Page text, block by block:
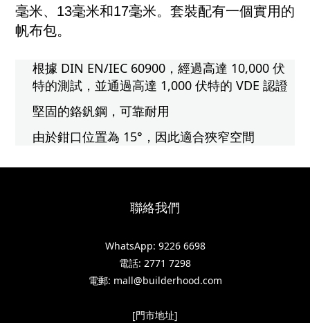
毫米、13毫米和17毫米。套裝配有一個實用的
帆布包。
根據 DIN EN/IEC 60900，經過高達 10,000 伏
特的測試，並通過高達 1,000 伏特的 VDE 認證
堅固的鉻釩鋼，可靠耐用
由於鉗口位置為 15°，因此適合狹窄空間
聯絡我們
WhatsApp: 9226 6698
電話: 2771 7298
電郵: mall@builderhood.com
[門市地址]